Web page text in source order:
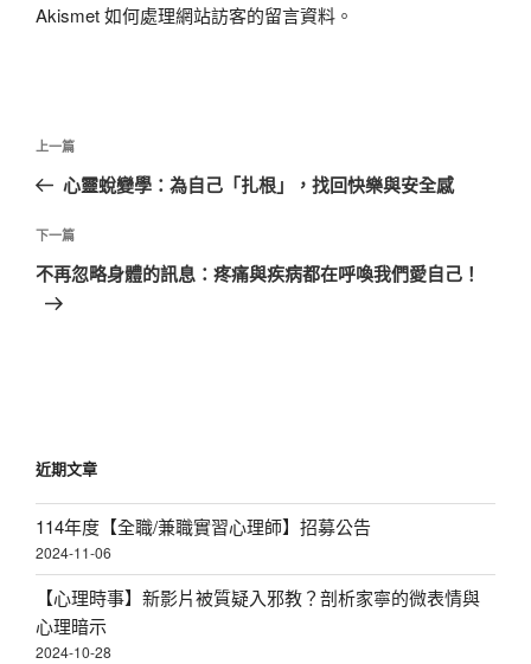
Akismet 如何處理網站訪客的留言資料 。
文
導
覽
上
一
文
章
上一篇
心靈蛻變學：為自己「扎根」，找回快樂與安全感
下
一
下一篇
不再忽略身體的訊息：疼痛與疾病都在呼喚我們愛自己！
近期文章
114年度【全職/兼職實習心理師】招募公告
2024-11-06
【心理時事】新影片被質疑入邪教？剖析家寧的微表情與
心理暗示
2024-10-28